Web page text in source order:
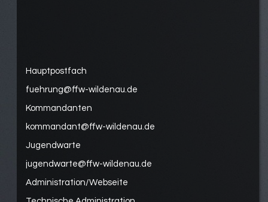
Hauptpostfach
fuehrung@ffw-wildenau.de
Kommandanten
kommandant@ffw-wildenau.de
Jugendwarte
jugendwarte@ffw-wildenau.de
Administration/Webseite